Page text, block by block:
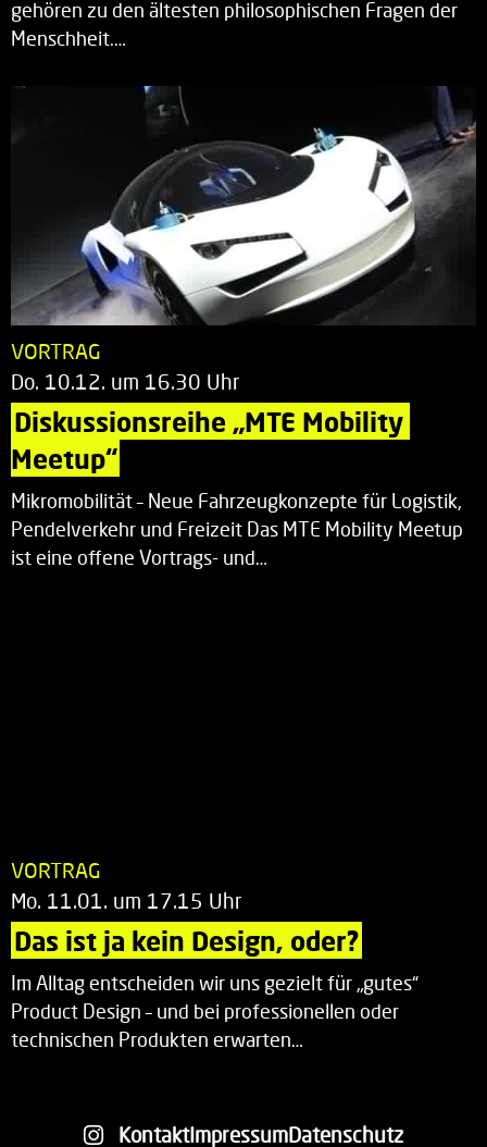
gehören zu den ältesten philosophischen Fragen der
Menschheit.…
VORTRAG
Do. 10.12. um 16.30 Uhr
Diskussionsreihe „MTE Mobility
Meetup“
Mikromobilität – Neue Fahrzeugkonzepte für Logistik,
Pendelverkehr und Freizeit Das MTE Mobility Meetup
ist eine offene Vortrags- und…
VORTRAG
Mo. 11.01. um 17.15 Uhr
Das ist ja kein Design, oder?
Im Alltag entscheiden wir uns gezielt für „gutes“
Product Design – und bei professionellen oder
technischen Produkten erwarten…
KontaktImpressumDatenschutz